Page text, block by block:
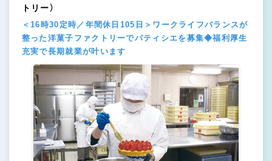
トリー）
＜16時30定時／年間休日105日＞ワークライフバランスが
整った洋菓子ファクトリーでパティシエを募集◆福利厚生
充実で長期就業が叶います